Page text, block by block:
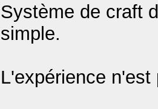
Système de craft
simple.
L'expérience